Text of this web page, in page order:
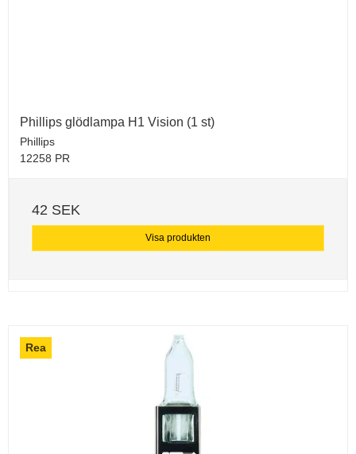
Phillips glödlampa H1 Vision (1 st)
Phillips
12258 PR
42 SEK
Visa produkten
Rea